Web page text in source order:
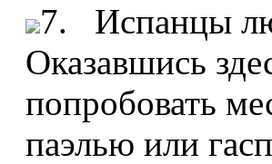
7. Испанцы
Оказавшись
попробовать
паэлью или